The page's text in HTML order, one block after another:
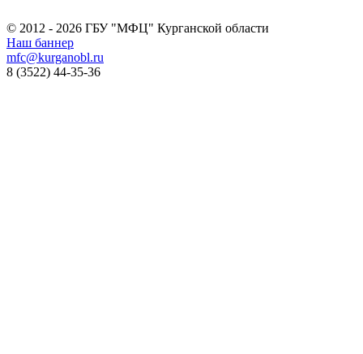
© 2012 - 2026 ГБУ "МФЦ" Курганской области
Наш баннер
mfc@kurganobl.ru
8 (3522) 44-35-36